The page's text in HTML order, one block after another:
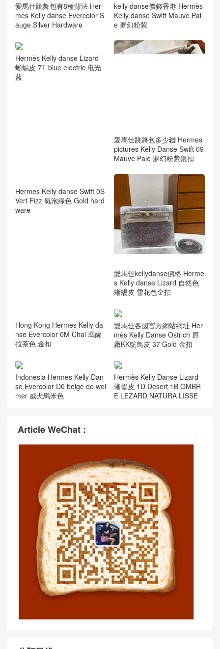
愛馬仕跳舞包有8種背法 Her
mes Kelly danse Evercolor S
auge Silver Hardware
kelly danse價錢香港 Hermès
Kelly danse Swift Mauve Pal
e 夢幻粉紫
Hermès Kelly danse Lizard
蜥蜴皮 7T blue electric 电光
蓝
愛馬仕跳舞包多少錢 Hermes
pictures Kelly Danse Swift 09
Mauve Pale 夢幻粉紫銀扣
愛馬仕kellydanse價格 Herme
s Kelly danse Lizard 自然色
蜥蜴皮 雪花色金扣
Hong Kong Hermes Kelly da
nse Evercolor 0M Chai 瑪薩
拉茶色 金扣
愛馬仕各國官方網站網址 Her
mès Kelly Danse Ostrich 原
廠KK鴕鳥皮 37 Gold 金扣
Indonesia Hermes Kelly Dan
se Evercolor D0 beige de wei
mer 威犬馬米色
Hermès Kelly Danse Lizard
蜥蜴皮 1D Desert 1B OMBR
E LEZARD NATURA LISSE
Article WeChat :